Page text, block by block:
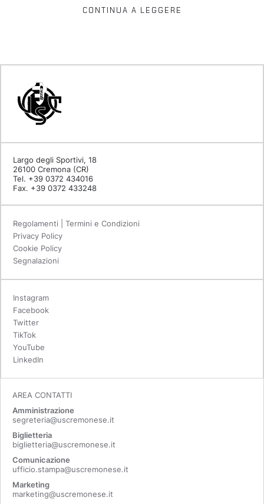
CONTINUA A LEGGERE
Largo degli Sportivi, 18
26100 Cremona (CR)
Tel. +39 0372 434016
Fax. +39 0372 433248
Regolamenti | Termini e Condizioni
Privacy Policy
Cookie Policy
Segnalazioni
Instagram
Facebook
Twitter
TikTok
YouTube
LinkedIn
AREA CONTATTI
Amministrazione
segreteria@uscremonese.it
Biglietteria
biglietteria@uscremonese.it
Comunicazione
ufficio.stampa@uscremonese.it
Marketing
marketing@uscremonese.it